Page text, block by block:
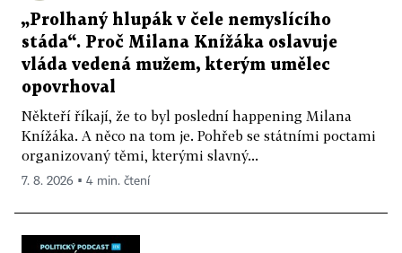
„Prolhaný hlupák v čele nemyslícího
stáda“. Proč Milana Knížáka oslavuje
vláda vedená mužem, kterým umělec
opovrhoval
Někteří říkají, že to byl poslední happening Milana
Knížáka. A něco na tom je. Pohřeb se státními poctami
organizovaný těmi, kterými slavný...
7. 8. 2026 ▪ 4 min. čtení